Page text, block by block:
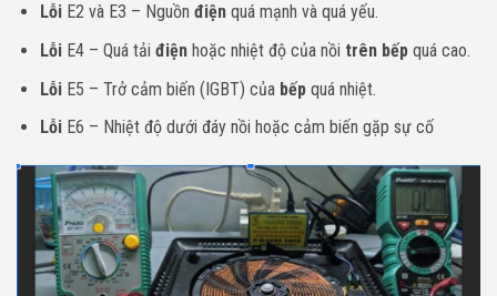
LỗiE2 và E3 – Nguồn điệnquá mạnh và quá yếu.
LỗiE4 – Quá tải điệnhoặc nhiệt độ của nồi trên bếpquá cao.
LỗiE5 – Trở cảm biến (IGBT) của bếpquá nhiệt.
LỗiE6 – Nhiệt độ dưới đáy nồi hoặc cảm biến gặp sự cố